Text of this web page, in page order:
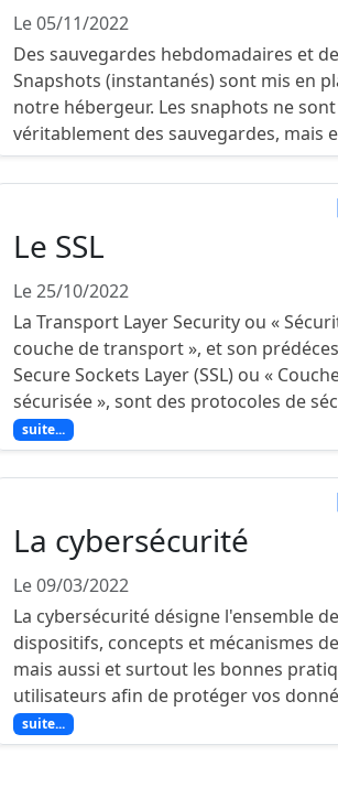
Le 05/11/2022
Des sauvegardes hebdomadaires et
Snapshots (instantanés) sont mis en
notre hébergeur. Les snaphots ne
véritablement des sauvegardes, mais
Le SSL
Le 25/10/2022
La Transport Layer Security ou «
couche de transport », et son
Secure Sockets Layer (SSL) ou «
sécurisée », sont des protocoles de
suite...
La cybersécurité
Le 09/03/2022
La cybersécurité désigne l'ensemble
dispositifs, concepts et mécanismes
mais aussi et surtout les bonnes
utilisateurs afin de protéger vos
suite...